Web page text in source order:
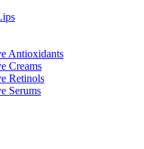
Antioxidants
Creams
Retinols
Serums